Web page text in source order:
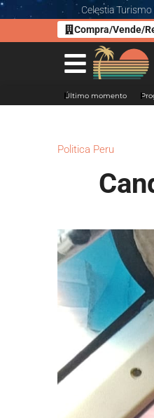
Celestia Turismo
Compra/Vende/
Último momento
Politica Peru